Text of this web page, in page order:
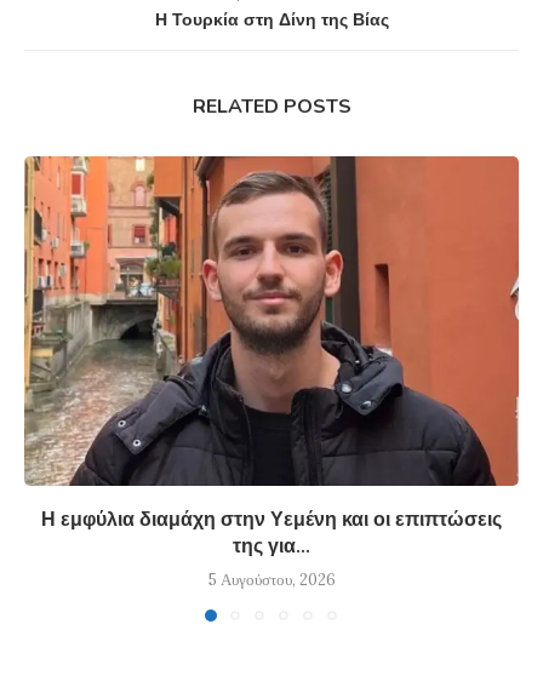
Η Τουρκία στη Δίνη της Βίας
RELATED POSTS
Η εμφύλια διαμάχη στην Υεμένη και οι επιπτώσεις
της για...
5 Αυγούστου, 2026